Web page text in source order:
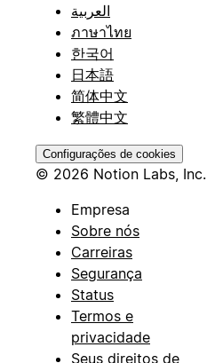
العربية
ภาษาไทย
한국어
日本語
简体中文
繁體中文
Configurações de cookies
© 2026 Notion Labs, Inc.
Empresa
Sobre nós
Carreiras
Segurança
Status
Termos e
privacidade
Seus direitos de